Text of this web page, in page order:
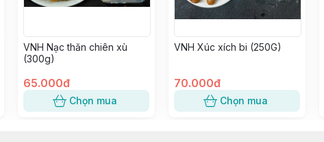
VNH Nạc thăn chiên xù
(300g)
65.000đ
Chọn mua
VNH Xúc xích bi (250G)
70.000đ
Chọn mua